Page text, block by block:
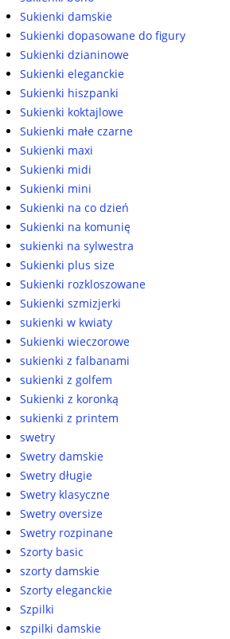
Sukienki damskie
Sukienki dopasowane do figury
Sukienki dzianinowe
Sukienki eleganckie
Sukienki hiszpanki
Sukienki koktajlowe
Sukienki małe czarne
Sukienki maxi
Sukienki midi
Sukienki mini
Sukienki na co dzień
Sukienki na komunię
sukienki na sylwestra
Sukienki plus size
Sukienki rozkloszowane
Sukienki szmizjerki
sukienki w kwiaty
Sukienki wieczorowe
sukienki z falbanami
sukienki z golfem
Sukienki z koronką
sukienki z printem
swetry
Swetry damskie
Swetry długie
Swetry klasyczne
Swetry oversize
Swetry rozpinane
Szorty basic
szorty damskie
Szorty eleganckie
Szpilki
szpilki damskie